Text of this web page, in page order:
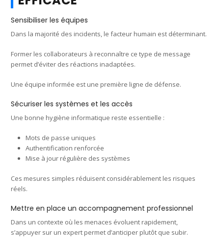
Sensibiliser les équipes
Dans la majorité des incidents, le facteur humain est déterminant.
Former les collaborateurs à reconnaître ce type de message
permet d’éviter des réactions inadaptées.
Une équipe informée est une première ligne de défense.
Sécuriser les systèmes et les accès
Une bonne hygiène informatique reste essentielle :
Mots de passe uniques
Authentification renforcée
Mise à jour régulière des systèmes
Ces mesures simples réduisent considérablement les risques
réels.
Mettre en place un accompagnement professionnel
Dans un contexte où les menaces évoluent rapidement,
s’appuyer sur un expert permet d’anticiper plutôt que subir.